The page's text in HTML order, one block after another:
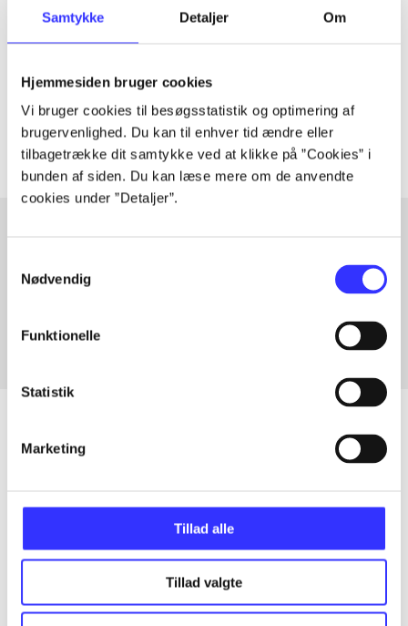
Samtykke Detaljer Om
Hjemmesiden bruger cookies
Vi bruger cookies til besøgsstatistik og optimering af
brugervenlighed. Du kan til enhver tid ændre eller
tilbagetrække dit samtykke ved at klikke på ”Cookies” i
bunden af siden. Du kan læse mere om de anvendte
cookies under ”Detaljer”.
Nødvendig
Funktionelle
Statistik
Marketing
Tillad alle
Tillad valgte
Tidsskrift
Artiklerne i handler ofte om
Artikler med samme emner
Alle registrerede artikler fordelt på udgivelser
...
...